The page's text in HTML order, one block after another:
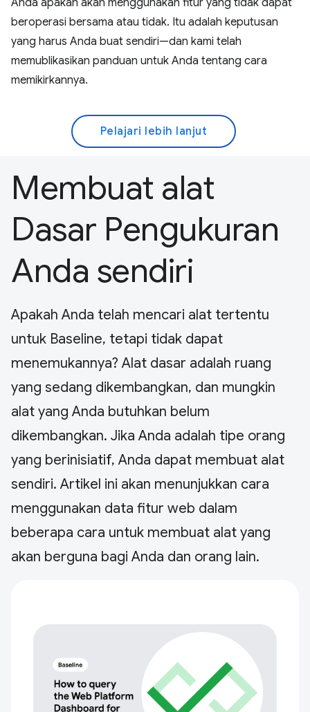
Anda apakah akan menggunakan fitur yang tidak dapat
beroperasi bersama atau tidak. Itu adalah keputusan
yang harus Anda buat sendiri—dan kami telah
memublikasikan panduan untuk Anda tentang cara
memikirkannya.
Pelajari lebih lanjut
Membuat alat
Dasar Pengukuran
Anda sendiri
Apakah Anda telah mencari alat tertentu
untuk Baseline, tetapi tidak dapat
menemukannya? Alat dasar adalah ruang
yang sedang dikembangkan, dan mungkin
alat yang Anda butuhkan belum
dikembangkan. Jika Anda adalah tipe orang
yang berinisiatif, Anda dapat membuat alat
sendiri. Artikel ini akan menunjukkan cara
menggunakan data fitur web dalam
beberapa cara untuk membuat alat yang
akan berguna bagi Anda dan orang lain.